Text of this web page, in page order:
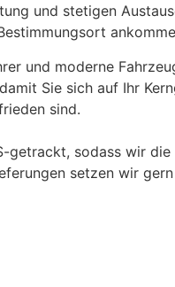
und stetigen
und moderne
Sie sich auf Ihr
sind.
getrackt, sodass wir
setzen wir